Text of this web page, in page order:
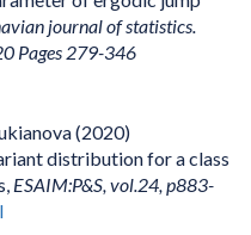
journal of statistics.
Pages 279-346
(2020)
distribution for a class
ESAIM:P&S, vol.24, p883-